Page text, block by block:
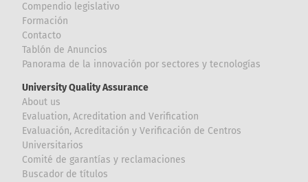
Compendio legislativo
Formación
Contacto
Tablón de Anuncios
Panorama de la innovación por sectores y tecnologías
University Quality Assurance
About us
Evaluation, Acreditation and Verification
Evaluación, Acreditación y Verificación de Centros
Universitarios
Comité de garantías y reclamaciones
Buscador de títulos